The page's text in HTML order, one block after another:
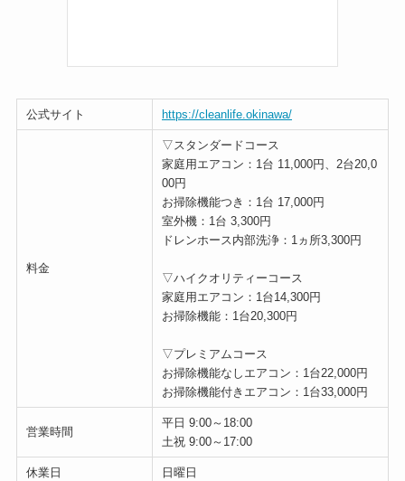
公式サイト https://cleanlife.okinawa/
料金
▽スタンダードコース
家庭用エアコン：1台 11,000円、2台20,0
00円
お掃除機能つき：1台 17,000円
室外機：1台 3,300円
ドレンホース内部洗浄：1ヵ所3,300円
▽ハイクオリティーコース
家庭用エアコン：1台14,300円
お掃除機能：1台20,300円
▽プレミアムコース
お掃除機能なしエアコン：1台22,000円
お掃除機能付きエアコン：1台33,000円
営業時間
平日 9:00～18:00
土祝 9:00～17:00
休業日 日曜日